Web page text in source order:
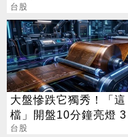
台股
大盤慘跌它獨秀！「這
檔」開盤10分鐘亮燈 3
3漲停
台股